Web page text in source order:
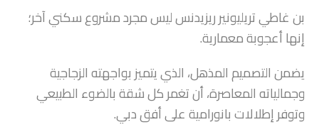
بن غاطي تريليونير ريزيدنس ليس مجرد مشروع سكني آخر؛
إنها أعجوبة معمارية.
يضمن التصميم المذهل، الذي يتميز بواجهته الزجاجية
وجمالياته المعاصرة، أن تغمر كل شقة بالضوء الطبيعي
وتوفر إطلالات بانورامية على أفق دبي.